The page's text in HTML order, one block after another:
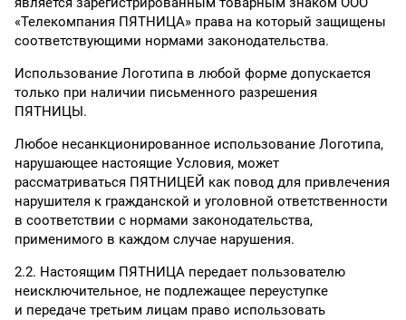
«Телекомпания ПЯТНИЦА» права на который защищены
соответствующими нормами законодательства.
Использование Логотипа в любой форме допускается
только при наличии письменного разрешения
ПЯТНИЦЫ.
Любое несанкционированное использование Логотипа,
нарушающее настоящие Условия, может
рассматриваться ПЯТНИЦЕЙ как повод для привлечения
нарушителя к гражданской и уголовной ответственности
в соответствии с нормами законодательства,
применимого в каждом случае нарушения.
2.2. Настоящим ПЯТНИЦА передает пользователю
неисключительное, не подлежащее переуступке
и передаче третьим лицам право использовать